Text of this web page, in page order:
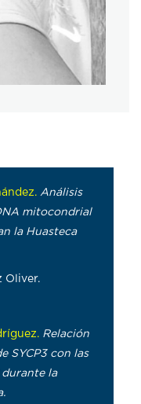
Análisis
mitocondrial
la Huasteca
Oliver.
Relación
SYCP3 con las
durante la